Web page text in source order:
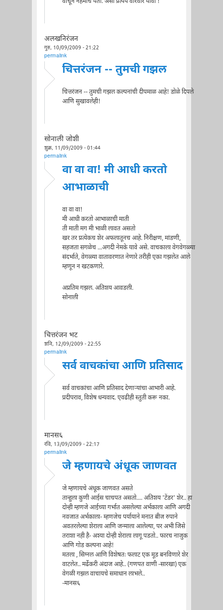
अलखनिरंजन
गुरु, 10/09/2009 - 21:22
permalink
चित्तरंजन -- तुमची गझल
चित्तरंजन -- तुमची गझल कल्पनांची दीपमाळ आहे! डोळे दिपले
आणि सुखावलेही!
सोनाली जोशी
शुक्र, 11/09/2009 - 01:44
permalink
वा वा वा! मी आधी करतो
आभाळाची
वा वा वा!
मी आधी करतो आभाळाची माती
ती माती मग मी भाळी लावत असतो
खर तर प्रत्येकच शेर अफलातूनच आहे. निरीक्षण, मांडणी,
सहजता सगळेच ...अगदी नेमके यावे असे. वाचकाला वेगवेगळ्या
संदर्भाते, वेगळ्या वातावरणात नेणारे तरीही एका गझलेत आले
म्हणून न खटकणारे.
अप्रतिम गझल. अतिशय आवडली.
सोनाली
चित्तरंजन भट
शनि, 12/09/2009 - 22:55
permalink
सर्व वाचकांचा आणि प्रतिसाद
सर्व वाचकांचा आणि प्रतिसाद देणार्‍यांचा आभारी आहे.
प्रदीपराव, विशेष धन्यवाद. एवढीही स्तुती करू नका.
मानस६
रवि, 13/09/2009 - 22:17
permalink
जे म्हणायचे अंधूक जाणवत
जे म्हणायचे अंधूक जाणवत असते
तान्हुला कुणी आईस चाचपत असतो.... अतिशय 'टेंडर' शेर.. हा
दोन्ही म्हणजे आईच्या गर्भात असलेल्या अर्भकाला आणि अगदी
नवजात अर्भकाला- म्हणजेच पर्यायाने मनात बीज रुपाने
अवतरलेल्या शेराला आणि जन्माला आलेल्या, पर अभी जिसे
तराशा नही है- अश्या दोन्ही शेराला लागू पडतो.. फारच नाजुक
आणि गोड कल्पना आहे!
मतला , सिग्नल आणि विशेषतः फलाट एक मूड बनविणारे शेर
वाटलेत.. मर्ढेकरी अंदाज आहे.. (गणपत वाणी -सारखा) एक
वेगळी गझल वाचायचे समाधान लाभले..
-मानस६